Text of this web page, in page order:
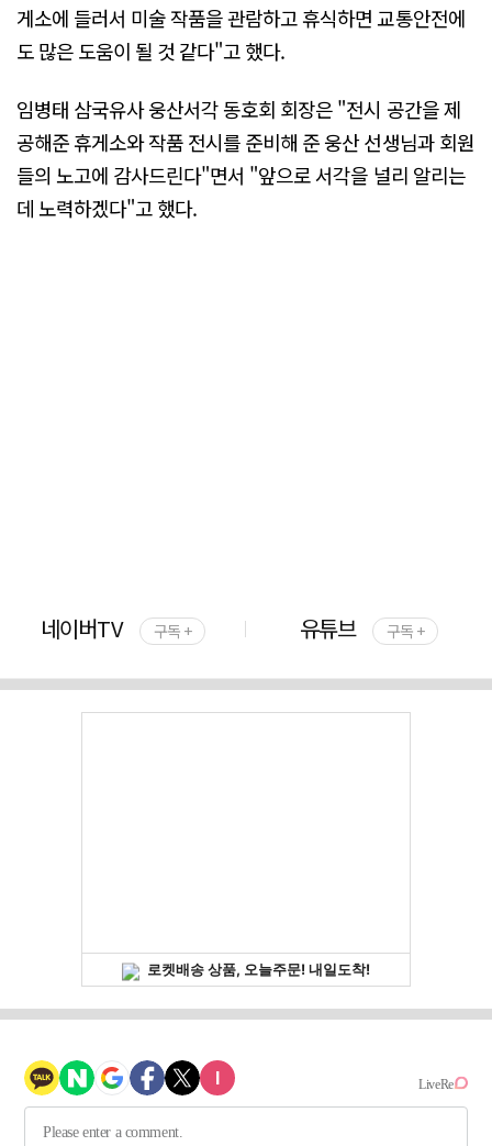
게소에 들러서 미술 작품을 관람하고 휴식하면 교통안전에
도 많은 도움이 될 것 같다"고 했다.
임병태 삼국유사 웅산서각 동호회 회장은 "전시 공간을 제
공해준 휴게소와 작품 전시를 준비해 준 웅산 선생님과 회원
들의 노고에 감사드린다"면서 "앞으로 서각을 널리 알리는
데 노력하겠다"고 했다.
네이버TV 구독 + 유튜브 구독 +